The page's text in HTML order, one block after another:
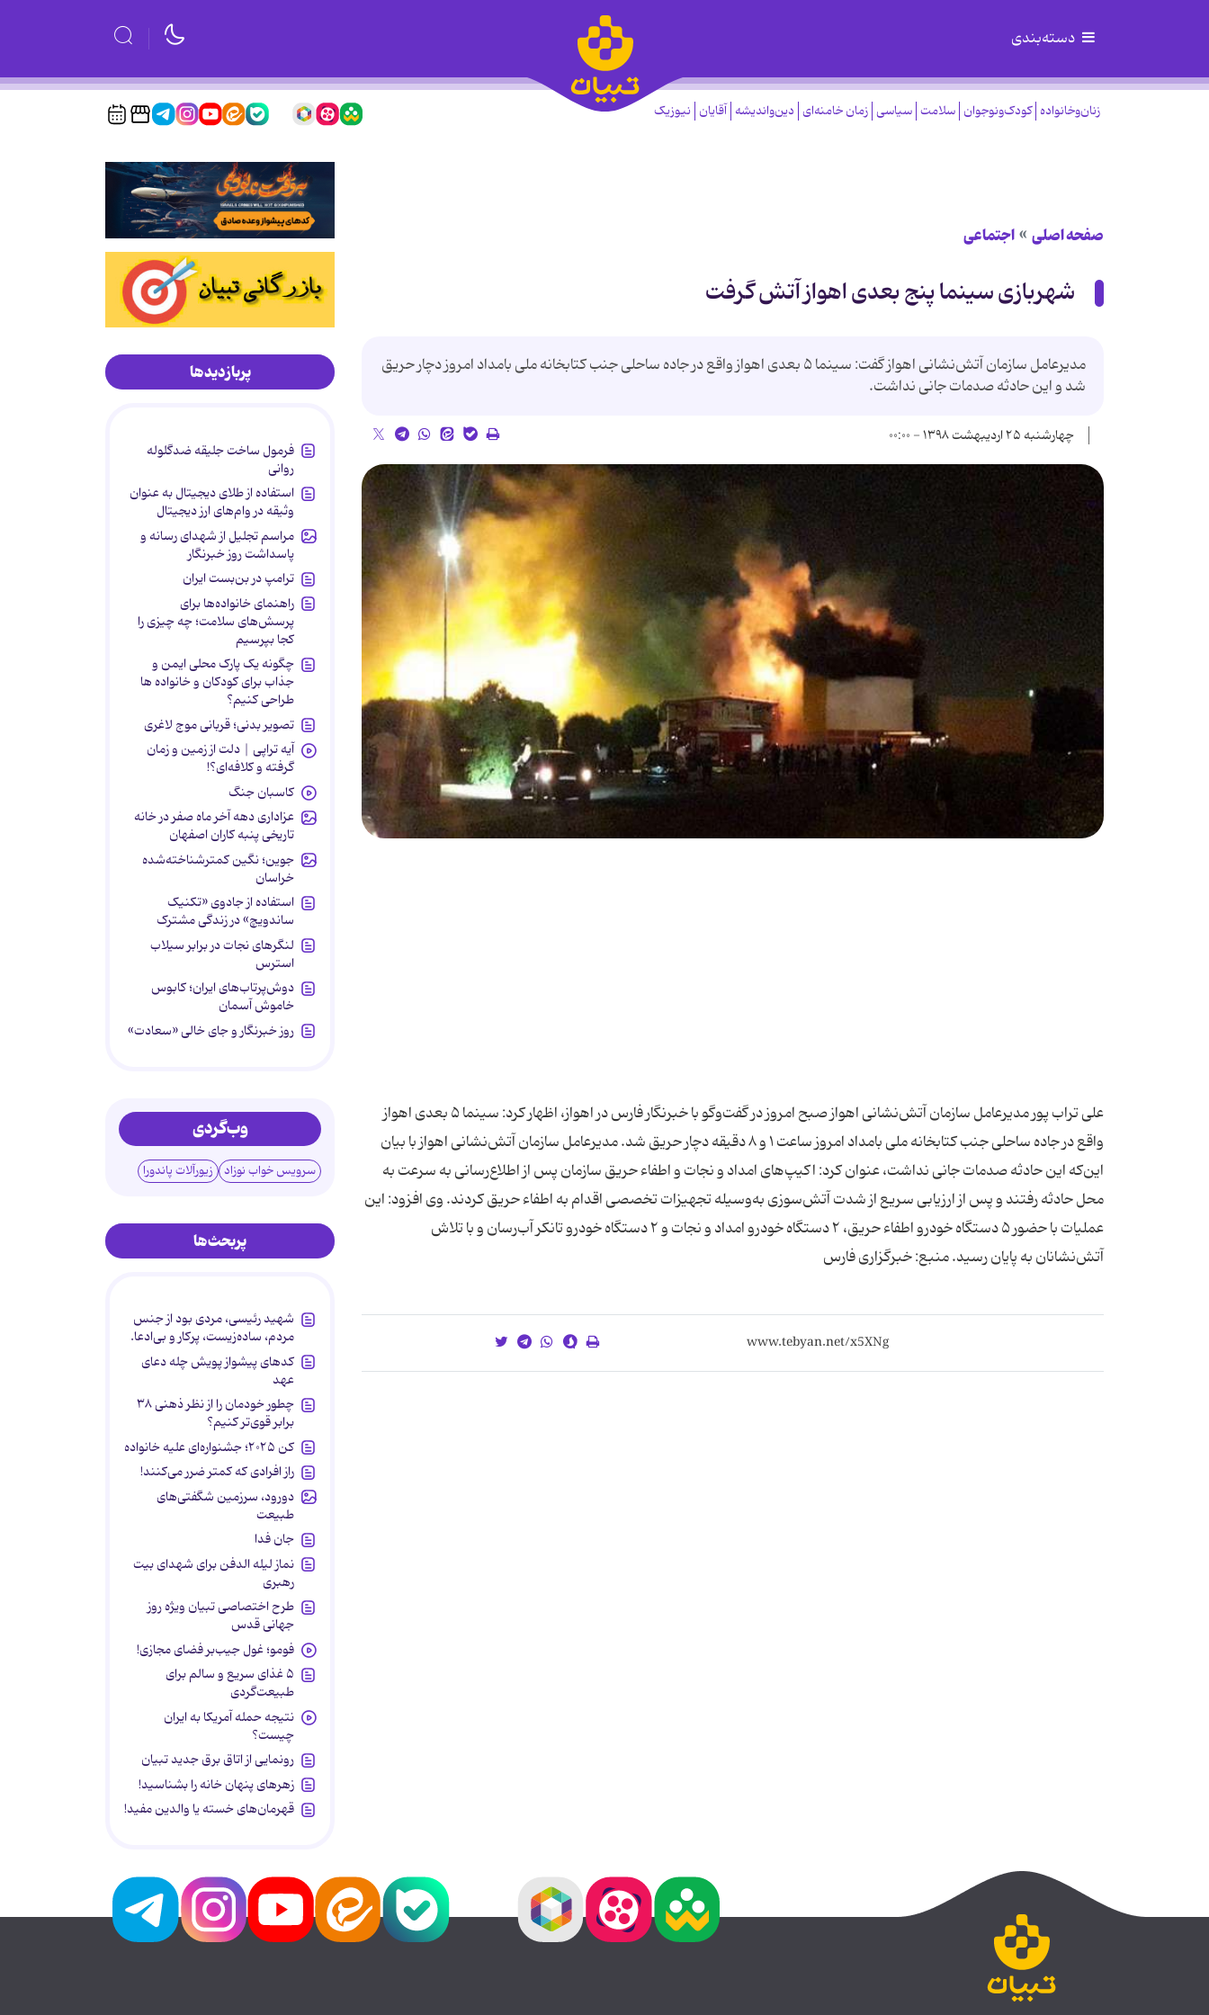
دسته‌بندی
زنان‌وخانواده کودک‌ونوجوان سلامت سیاسی زمان خامنه‌ای دین‌واندیشه آقایان نیوزیک
صفحه اصلی اجتماعی
شهربازی سینما پنج بعدی اهواز آتش گرفت
مدیرعامل سازمان آتش‌نشانی اهواز گفت: سینما ۵ بعدی اهواز واقع در جاده ساحلی جنب کتابخانه ملی بامداد امروز دچار حریق
شد و این حادثه صدمات جانی نداشت.
چهارشنبه ۲۵ اردیبهشت ۱۳۹۸ - ۰۰:۰۰
علی تراب پور مدیرعامل سازمان آتش‌نشانی اهواز صبح امروز در گفت‌وگو با خبرنگار فارس در اهواز، اظهار کرد: سینما ۵ بعدی اهواز
واقع در جاده ساحلی جنب کتابخانه ملی بامداد امروز ساعت ۱ و ۸ دقیقه دچار حریق شد. مدیرعامل سازمان آتش‌نشانی اهواز با بیان
این‌که این حادثه صدمات جانی نداشت، عنوان کرد: اکیپ‌های امداد و نجات و اطفاء حریق سازمان پس از اطلاع‌رسانی به سرعت به
محل حادثه رفتند و پس از ارزیابی سریع از شدت آتش‌سوزی به‌وسیله تجهیزات تخصصی اقدام به اطفاء حریق کردند. وی افزود: این
عملیات با حضور ۵ دستگاه خودرو اطفاء حریق، ۲ دستگاه خودرو امداد و نجات و ۲ دستگاه خودرو تانکر آب‌رسان و با تلاش
آتش‌نشانان به پایان رسید. منبع: خبرگزاری فارس
پربازدیدها
فرمول ساخت جلیقه ضدگلوله
روانی
استفاده از طلای دیجیتال به عنوان
وثیقه در وام‌های ارز دیجیتال
مراسم تجلیل از شهدای رسانه و
پاسداشت روز خبرنگار
ترامپ در بن‌بست ایران
راهنمای خانواده‌ها برای
پرسش‌های سلامت؛ چه چیزی را
کجا بپرسیم
چگونه یک پارک محلی ایمن و
جذاب برای کودکان و خانواده ها
طراحی کنیم؟
تصویر بدنی؛ قربانی موج لاغری
آیه تراپی | دلت از زمین و زمان
گرفته و کلافه‌ای؟!
کاسبان جنگ
عزاداری دهه آخر ماه صفر در خانه
تاریخی پنبه کاران اصفهان
جوین؛ نگین کمترشناخته‌شده
خراسان
استفاده از جادوی «تکنیک
ساندویچ» در زندگی مشترک
لنگرهای نجات در برابر سیلاب
استرس
دوش‌پرتاب‌های ایران؛ کابوس
خاموش آسمان
روز خبرنگار و جای خالی «سعادت»
وب‌گردی
سرویس خواب نوزاد زیورآلات پاندورا
پربحث‌ها
شهید رئیسی، مردی بود از جنس
مردم، ساده‌زیست، پرکار و بی‌ادعا.
کدهای پیشواز پویش چله دعای
عهد
چطور خودمان را از نظر ذهنی ۳۸
برابر قوی‌تر کنیم؟
کن ۲۰۲۵؛ جشنواره‌ای علیه خانواده
راز افرادی که کمتر ضرر می‌کنند!
دورود، سرزمین شگفتی‌های
طبیعت
جان فدا
نماز لیله الدفن برای شهدای بیت
رهبری
طرح اختصاصی تبیان ویژه روز
جهانی قدس
فومو؛ غول جیب‌بر فضای مجازی!
۵ غذای سریع و سالم برای
طبیعت‌گردی
نتیجه حمله آمریکا به ایران
چیست؟
رونمایی از اتاق برق جدید تبیان
زهرهای پنهان خانه را بشناسید!
قهرمان‌های خسته یا والدین مفید!